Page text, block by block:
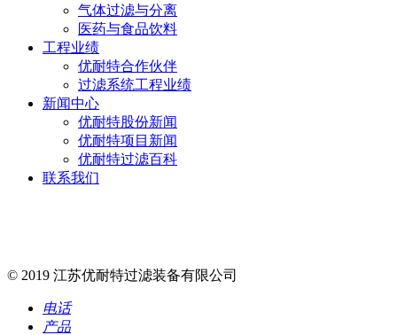
气体过滤与分离
医药与食品饮料
工程业绩
优耐特合作伙伴
过滤系统工程业绩
新闻中心
优耐特股份新闻
优耐特项目新闻
优耐特过滤百科
联系我们
© 2019 江苏优耐特过滤装备有限公司
电话
产品